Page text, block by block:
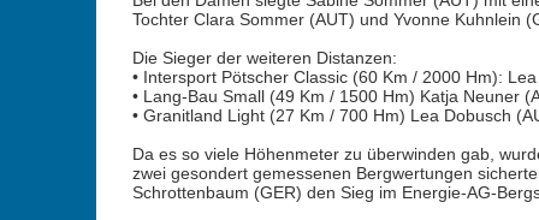
Tochter Clara Sommer (AUT) und Yvonne Kuhnlein
Die Sieger der weiteren Distanzen:
• Intersport Pötscher Classic (60 Km / 2000 Hm):
• Lang-Bau Small (49 Km / 1500 Hm) Katja Neuner
• Granitland Light (27 Km / 700 Hm) Lea Dobusch
Da es so viele Höhenmeter zu überwinden gab,
zwei gesondert gemessenen Bergwertungen
Schrottenbaum (GER) den Sieg im Energie-AG-